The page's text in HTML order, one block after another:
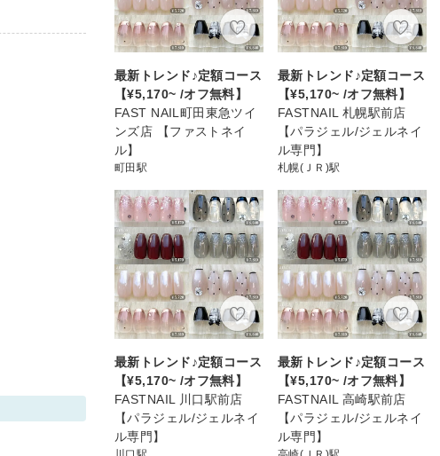
最新トレンド♪定額コース
【¥5,170~ /オフ無料】
FAST NAIL町田東急ツイ
ンズ店 【ファストネイ
ル】
町田駅
最新トレンド♪定額コース
【¥5,170~ /オフ無料】
FASTNAIL 札幌駅前店
【パラジェル/ジェルネイ
ル専門】
札幌(ＪＲ)駅
最新トレンド♪定額コース
【¥5,170~ /オフ無料】
FASTNAIL 川口駅前店
【パラジェル/ジェルネイ
ル専門】
最新トレンド♪定額コース
【¥5,170~ /オフ無料】
FASTNAIL 高崎駅前店
【パラジェル/ジェルネイ
ル専門】